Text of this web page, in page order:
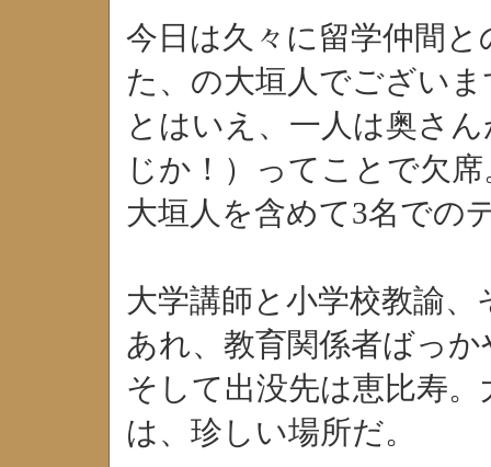
今日は久々に留学仲間
た、の大垣人でござい
とはいえ、一人は奥さ
じか！）ってことで欠席
大垣人を含めて3名での
大学講師と小学校教諭、
あれ、教育関係者ばっか
そして出没先は恵比寿
は、珍しい場所だ。